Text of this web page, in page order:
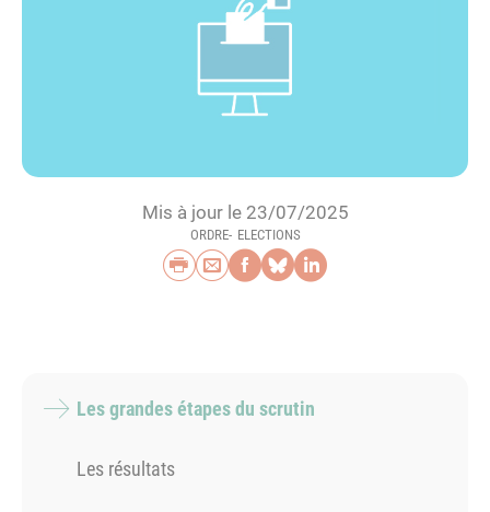
Mis à jour le 23/07/2025
ORDRE ELECTIONS
Imprimer
Envoyer par e-mail
Partager sur
Partager sur
Partager sur
Les grandes étapes du scrutin
Les résultats